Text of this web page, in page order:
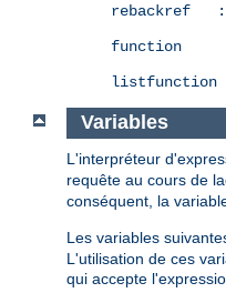
rebackref
function
listfunction
Variables
L'interpréteur
requête au cours de
conséquent, la
Les variables
L'utilisation de ces
qui accepte